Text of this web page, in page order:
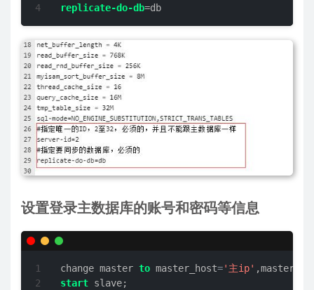
replicate-do-db=db
设置登录主数据库的账号和密码等信息
change master to master_host='主ip'
start slave;